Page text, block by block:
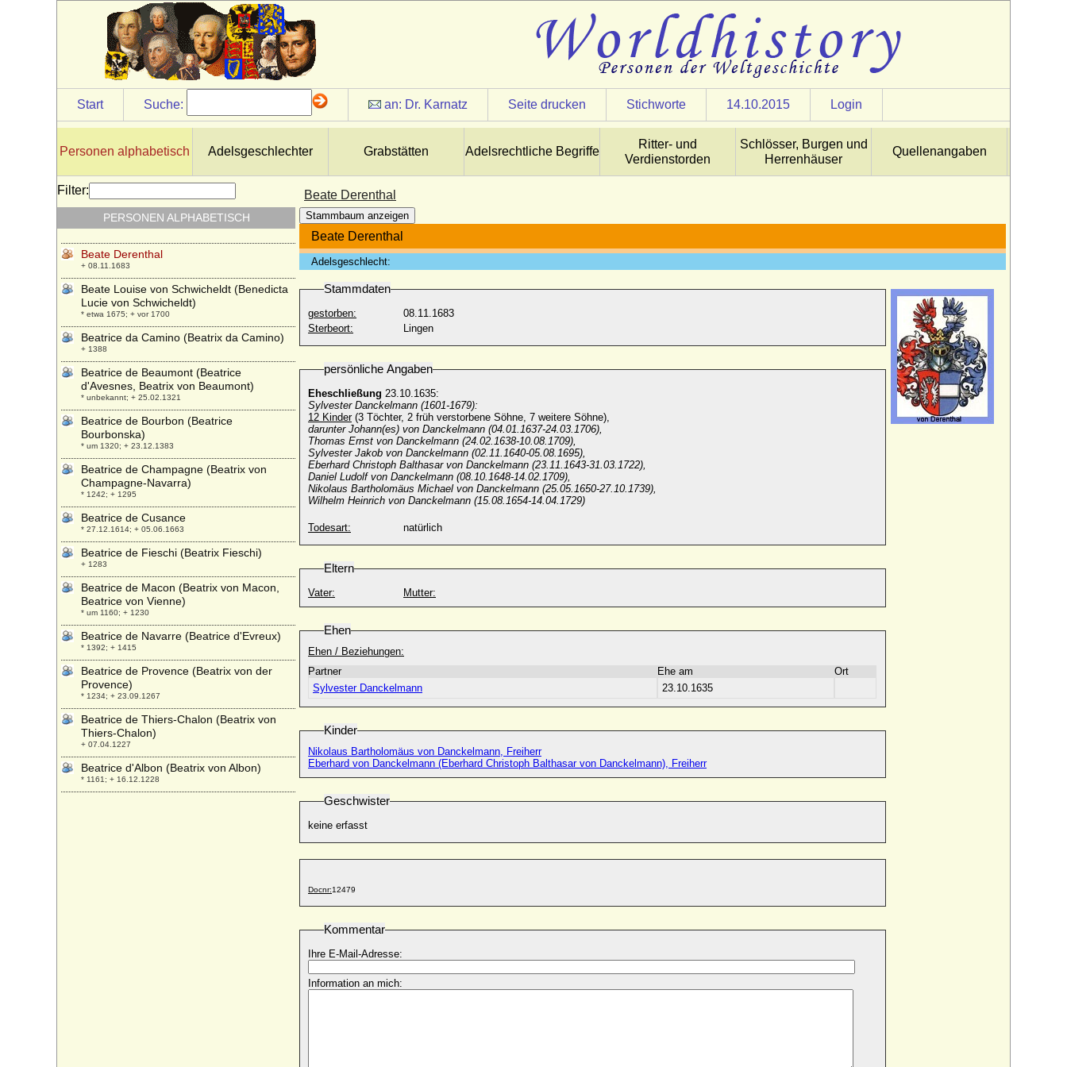
Start Suche: an: Dr. Karnatz Seite drucken Stichworte 14.10.2015 Login
Personen alphabetisch Adelsgeschlechter Grabstätten Adelsrechtliche Begriffe
Ritter- und
Verdienstorden
Schlösser, Burgen und
Herrenhäuser
Quellenangaben
Beate Derenthal
Stammbaum anzeigen
Beate Derenthal
Adelsgeschlecht:
Stammdaten
gestorben:
08.11.1683
Sterbeort:
Lingen
persönliche Angaben
Eheschließung 23.10.1635:
Sylvester Danckelmann (1601-1679):
12 Kinder(3 Töchter, 2 früh verstorbene Söhne, 7 weitere Söhne),
darunter Johann(es) von Danckelmann (04.01.1637-24.03.1706),
Thomas Ernst von Danckelmann (24.02.1638-10.08.1709),
Sylvester Jakob von Danckelmann (02.11.1640-05.08.1695),
Eberhard Christoph Balthasar von Danckelmann (23.11.1643-31.03.1722),
Daniel Ludolf von Danckelmann (08.10.1648-14.02.1709),
Nikolaus Bartholomäus Michael von Danckelmann (25.05.1650-27.10.1739),
Wilhelm Heinrich von Danckelmann (15.08.1654-14.04.1729)
Todesart: natürlich
Eltern
Vater: Mutter:
Ehen
Ehen / Beziehungen:
Partner
Ehe am
Ort
Sylvester Danckelmann
23.10.1635
Kinder
Nikolaus Bartholomäus von Danckelmann, Freiherr
Eberhard von Danckelmann (Eberhard Christoph Balthasar von Danckelmann), Freiherr
Geschwister
keine erfasst
Docnr:12479
Kommentar
Ihre E-Mail-Adresse:
Information an mich:
Filter:
PERSONEN ALPHABETISCH
Bathildis zu Schaumburg-Lippe
* 11.11.1903; + 29.06.1983
Baudouin I. von Belgien
* 07.09.1930; + 31.07.1993
Bderrud (Biletrude) N
* 1025; + 1048 ?
Beata Antoinette Augusta Berregaard
Beata von Cronberg
* um 1580; + 11.06.1610
Beata von Schwerin-Boitzenburg
+ vor 1340
Beate Abigail von Siegroth
* 1700; + 1770
Beate Derenthal
+ 08.11.1683
Beate Louise von Schwicheldt (Benedicta
Lucie von Schwicheldt)
* etwa 1675; + vor 1700
Beatrice da Camino (Beatrix da Camino)
+ 1388
Beatrice de Beaumont (Beatrice
d'Avesnes, Beatrix von Beaumont)
* unbekannt; + 25.02.1321
Beatrice de Bourbon (Beatrice
Bourbonska)
* um 1320; + 23.12.1383
Beatrice de Champagne (Beatrix von
Champagne-Navarra)
* 1242; + 1295
Beatrice de Cusance
* 27.12.1614; + 05.06.1663
Beatrice de Fieschi (Beatrix Fieschi)
+ 1283
Beatrice de Macon (Beatrix von Macon,
Beatrice von Vienne)
* um 1160; + 1230
Beatrice de Navarre (Beatrice d'Evreux)
* 1392; + 1415
Beatrice de Provence (Beatrix von der
Provence)
* 1234; + 23.09.1267
Beatrice de Thiers-Chalon (Beatrix von
Thiers-Chalon)
+ 07.04.1227
Beatrice d'Albon (Beatrix von Albon)
* 1161; + 16.12.1228